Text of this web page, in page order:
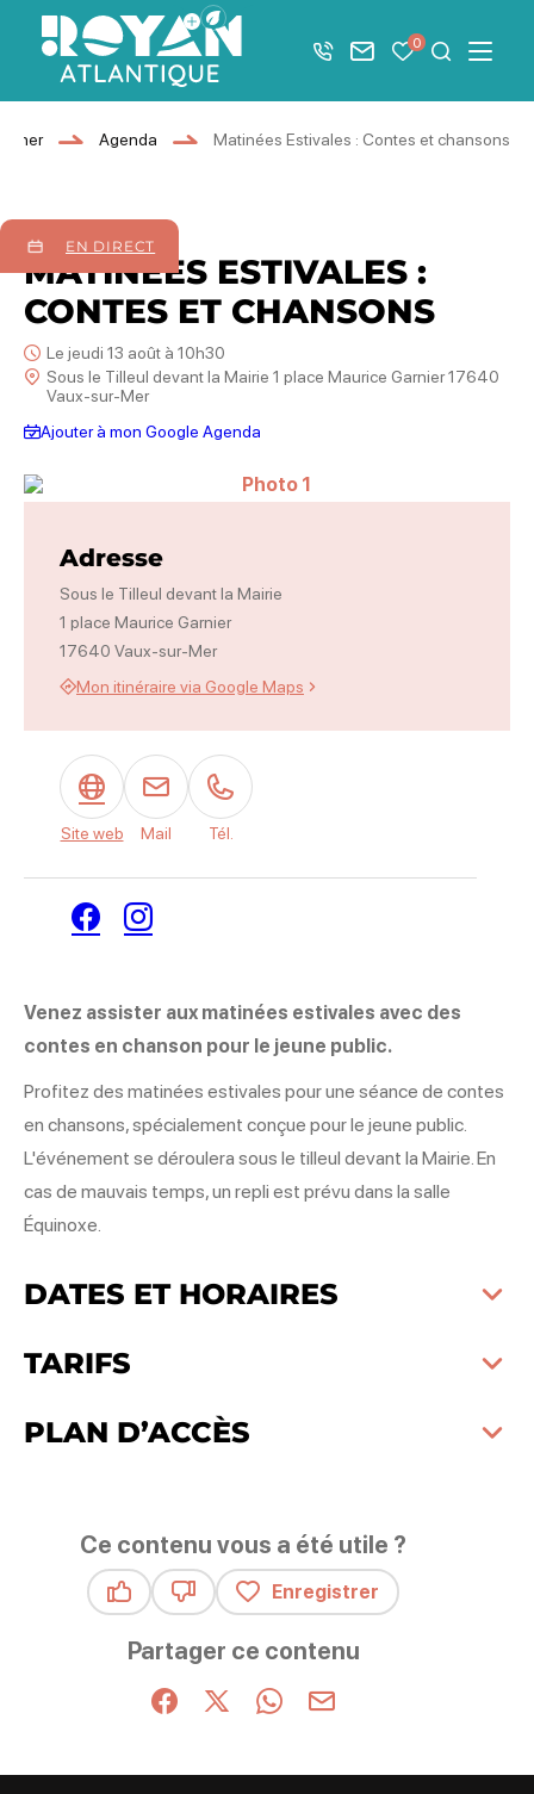
Afficher la barre de navigation du mode éco
Royan Atlantique
+33 5 46 08 21 00
Nous contacter
Mes favoris
0 JeMenu
Agenda Matinées Estivales : Contes et chansons
EN DIRECT
13 août 2026
MATINÉES ESTIVALES :
CONTES ET CHANSONS
Le jeudi 13 août à 10h30
Sous le Tilleul devant la Mairie 1 place Maurice Garnier 17640
Vaux-sur-Mer
Ajouter à mon Google Agenda
Venez assister aux matinées estivales avec des
contes en chanson pour le jeune public.
Profitez des matinées estivales pour une séance de contes
en chansons, spécialement conçue pour le jeune public.
L'événement se déroulera sous le tilleul devant la Mairie. En
cas de mauvais temps, un repli est prévu dans la salle
Équinoxe.
DATES ET HORAIRES
TARIFS
PLAN D’ACCÈS
Photo 1
Adresse
Sous le Tilleul devant la Mairie
1 place Maurice Garnier
17640 Vaux-sur-Mer
Mon itinéraire via Google Maps
Site web Mail Tél.
FacebookInstagram
Ce contenu vous a été utile ?
Enregistrer
Partager ce contenu
Partager sur Facebook (nouvelle fenêtre)
Partager sur X / Twitter (nouvelle
Partager sur WhatsApp
Partager par mail